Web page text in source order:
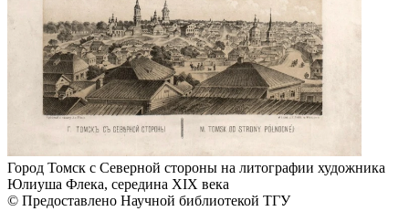
Город Томск с Северной стороны на литографии художника
Юлиуша Флека, середина XIX века
© Предоставлено Научной библиотекой ТГУ